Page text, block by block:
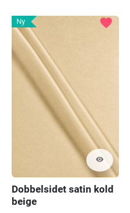
Ny
visibility
favorite
Dobbelsidet satin kold
beige